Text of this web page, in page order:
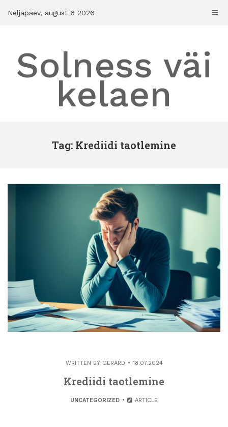
Neljapäev, august 6 2026
Solness väi
kelaen
Tag: Krediidi taotlemine
WRITTEN BY GERARD 18.07.2024
Krediidi taotlemine
UNCATEGORIZED ARTICLE